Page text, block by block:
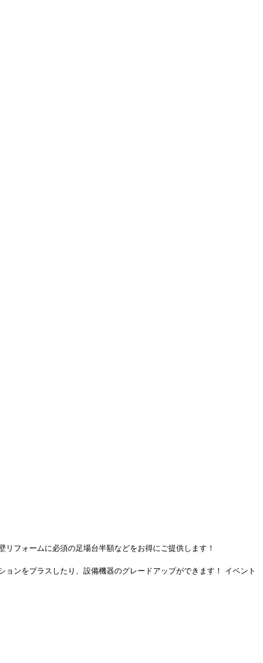
フォームに必須の足場台半額などをお得にご提供します！
ンをプラスしたり、設備機器のグレードアップができます！ イベント